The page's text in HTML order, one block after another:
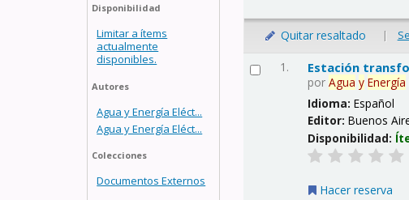
Disponibilidad
Limitar a ítems
actualmente
disponibles.
Autores
Agua y Energía Eléct...
Agua y Energía Eléct...
Colecciones
Documentos Externos
Quitar resaltado |
1. Estación
porAgua y Energía
Idioma:Español
Editor:Buenos
Disponibilidad:
Hacer reserva